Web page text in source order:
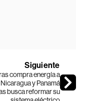
Siguiente
compra energía a
Nicaragua y Panamá
busca reformar su